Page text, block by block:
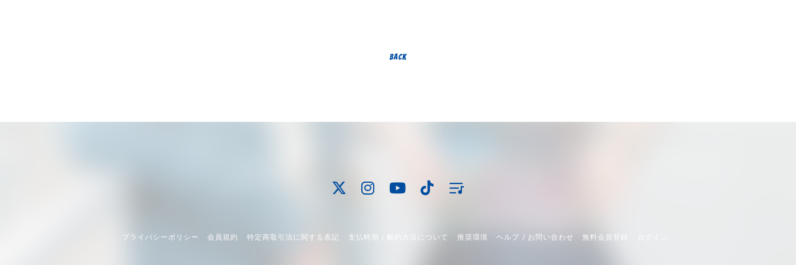
BACK
プライバシーポリシー 会員規約 特定商取引法に関する表記 支払時期 / 解約方法について 推奨環境 ヘルプ / お問い合わせ 無料会員登録